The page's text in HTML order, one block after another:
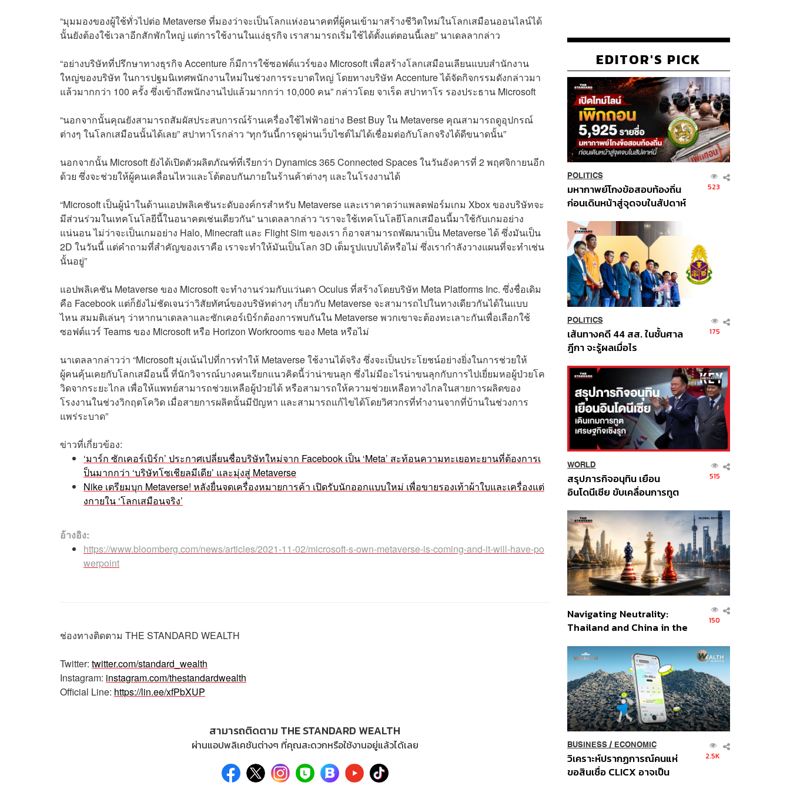
“มุมมองของผู้ใช้ทั่วไปต่อ Metaverse ที่มองว่าจะเป็นโลกแห่งอนาคตที่ผู้คนเข้ามาสร้างชีวิตใหม่ในโลกเสมือนออนไลน์ได้
นั้นยังต้องใช้เวลาอีกสักพักใหญ่ แต่การใช้งานในแง่ธุรกิจ เราสามารถเริ่มใช้ได้ตั้งแต่ตอนนี้เลย” นาเดลลากล่าว
“อย่างบริษัทที่ปรึกษาทางธุรกิจ Accenture ก็มีการใช้ซอฟต์แวร์ของ Microsoft เพื่อสร้างโลกเสมือนเลียนแบบสำนักงาน
ใหญ่ของบริษัท ในการปฐมนิเทศพนักงานใหม่ในช่วงการระบาดใหญ่ โดยทางบริษัท Accenture ได้จัดกิจกรรมดังกล่าวมา
แล้วมากกว่า 100 ครั้ง ซึ่งเข้าถึงพนักงานไปแล้วมากกว่า 10,000 คน” กล่าวโดย จาเร็ด สปาทาโร รองประธาน Microsoft
“นอกจากนั้นคุณยังสามารถสัมผัสประสบการณ์ร้านเครื่องใช้ไฟฟ้าอย่าง Best Buy ใน Metaverse คุณสามารถดูอุปกรณ์
ต่างๆ ในโลกเสมือนนั้นได้เลย” สปาทาโรกล่าว “ทุกวันนี้การดูผ่านเว็บไซต์ไม่ได้เชื่อมต่อกับโลกจริงได้ดีขนาดนั้น”
นอกจากนั้น Microsoft ยังได้เปิดตัวผลิตภัณฑ์ที่เรียกว่า Dynamics 365 Connected Spaces ในวันอังคารที่ 2 พฤศจิกายนอีก
ด้วย ซึ่งจะช่วยให้ผู้คนเคลื่อนไหวและโต้ตอบกันภายในร้านค้าต่างๆ และในโรงงานได้
“Microsoft เป็นผู้นำในด้านแอปพลิเคชันระดับองค์กรสำหรับ Metaverse และเราคาดว่าแพลตฟอร์มเกม Xbox ของบริษัทจะ
มีส่วนร่วมในเทคโนโลยีนี้ในอนาคตเช่นเดียวกัน” นาเดลลากล่าว “เราจะใช้เทคโนโลยีโลกเสมือนนี้มาใช้กับเกมอย่าง
แน่นอน ไม่ว่าจะเป็นเกมอย่าง Halo, Minecraft และ Flight Sim ของเรา ก็อาจสามารถพัฒนาเป็น Metaverse ได้ ซึ่งมันเป็น
2D ในวันนี้ แต่คำถามที่สำคัญของเราคือ เราจะทำให้มันเป็นโลก 3D เต็มรูปแบบได้หรือไม่ ซึ่งเรากำลังวางแผนที่จะทำเช่น
นั้นอยู่”
แอปพลิเคชัน Metaverse ของ Microsoft จะทำงานร่วมกับแว่นตา Oculus ที่สร้างโดยบริษัท Meta Platforms Inc. ซึ่งชื่อเดิม
คือ Facebook แต่ก็ยังไม่ชัดเจนว่าวิสัยทัศน์ของบริษัทต่างๆ เกี่ยวกับ Metaverse จะสามารถไปในทางเดียวกันได้ในแบบ
ไหน สมมติเล่นๆ ว่าหากนาเดลลาและซักเคอร์เบิร์กต้องการพบกันใน Metaverse พวกเขาจะต้องทะเลาะกันเพื่อเลือกใช้
ซอฟต์แวร์ Teams ของ Microsoft หรือ Horizon Workrooms ของ Meta หรือไม่
นาเดลลากล่าวว่า “Microsoft มุ่งเน้นไปที่การทำให้ Metaverse ใช้งานได้จริง ซึ่งจะเป็นประโยชน์อย่างยิ่งในการช่วยให้
ผู้คนคุ้นเคยกับโลกเสมือนนี้ ที่นักวิจารณ์บางคนเรียกแนวคิดนี้ว่าน่าขนลุก ซึ่งไม่มีอะไรน่าขนลุกกับการไปเยี่ยมหอผู้ป่วยโค
วิดจากระยะไกล เพื่อให้แพทย์สามารถช่วยเหลือผู้ป่วยได้ หรือสามารถให้ความช่วยเหลือทางไกลในสายการผลิตของ
โรงงานในช่วงวิกฤตโควิด เมื่อสายการผลิตนั้นมีปัญหา และสามารถแก้ไขได้โดยวิศวกรที่ทำงานจากที่บ้านในช่วงการ
แพร่ระบาด”
ข่าวที่เกี่ยวข้อง:
‘มาร์ก ซักเคอร์เบิร์ก’ ประกาศเปลี่ยนชื่อบริษัทใหม่จาก Facebook เป็น ‘Meta’ สะท้อนความทะเยอทะยานที่ต้องการเ
ป็นมากกว่า ‘บริษัทโซเชียลมีเดีย’ และมุ่งสู่ Metaverse
Nike เตรียมบุก Metaverse! หลังยื่นจดเครื่องหมายการค้า เปิดรับนักออกแบบใหม่ เพื่อขายรองเท้าผ้าใบและเครื่องแต่
งกายใน ‘โลกเสมือนจริง’
อ้างอิง:
https://www.bloomberg.com/news/articles/2021-11-02/microsoft-s-own-metaverse-is-coming-and-it-will-have-po
werpoint
ช่องทางติดตาม THE STANDARD WEALTH
Twitter: twitter.com/standard_wealth
Instagram: instagram.com/thestandardwealth
Official Line: https://lin.ee/xfPbXUP
สามารถติดตาม THE STANDARD WEALTH
ผ่านแอปพลิเคชันต่างๆ ที่คุณสะดวกหรือใช้งานอยู่แล้วได้เลย
EDITOR'S PICK
POLITICS
มหากาพย์โกงข้อสอบท้องถิ่น
ก่อนเดินหน้าสู่จุดจบในสัปดาห์
523
POLITICS
เส้นทางคดี 44 สส. ในชั้นศาล
ฎีกา จะรู้ผลเมื่อไร
175
WORLD
สรุปภารกิจอนุทิน เยือน
อินโดนีเซีย ขับเคลื่อนการทูต
ส่วนยุทธศาสตร์ไทย –
อินโดนีเซีย
515
Navigating Neutrality:
Thailand and China in the
Order
150
BUSINESS/ ECONOMIC
วิเคราะห์ปรากฏการณ์คนแห่
ขอสินเชื่อ CLICX อาจเป็น
2.5K